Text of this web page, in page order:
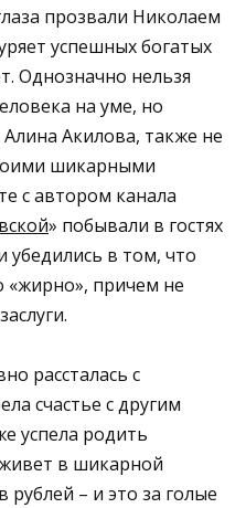
прозвали Николаем
успешных богатых
Однозначно нельзя
на уме, но
Акилова, также не
шикарными
с автором канала
» побывали в гостях
в том, что
«жирно», причем не
рассталась с
счастье с другим
успела родить
в шикарной
– и это за голые